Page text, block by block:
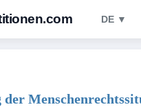
DE ▼
der